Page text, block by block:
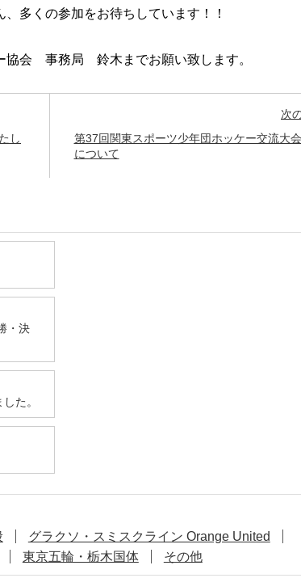
多くの参加をお待ちしています！！
協会 事務局 鈴木までお願い致します。
し
次
第37回関東スポーツ少年団ホッケー交流大
について
・決
た。
グラクソ・スミスクライン Orange United
東京五輪・栃木国体 その他